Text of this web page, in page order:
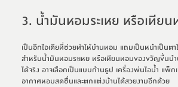
3. น้ำมันหอมระเหย หรือเทียน
เป็นอีกไอเดียที่ช่วยทำให้บ้านหอม แถมเป็นหน้าเป็นตา
สำหรับน้ำมันหอมระเหย หรือเทียนหอมของขวัญขึ้นบ้า
ได้จริง อาจเลือกเป็นแบบก้านธูป เครื่องพ่นไอน้ำ แพ็
อากาศหอมสดชื่นและตกแต่งบ้านได้สวยงามอีกด้วย